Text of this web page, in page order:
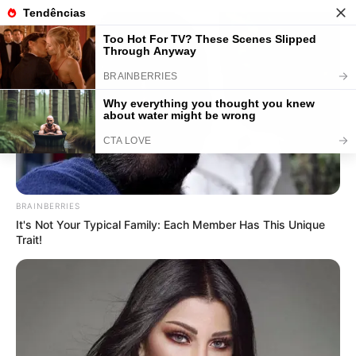
Como Fazer Laço de Fita: 55 Fotos
+ Passo a Passo em Vídeo
BRAINBERRIES
It's Not Your Typical Family: Each Member Has This Unique
Trait!